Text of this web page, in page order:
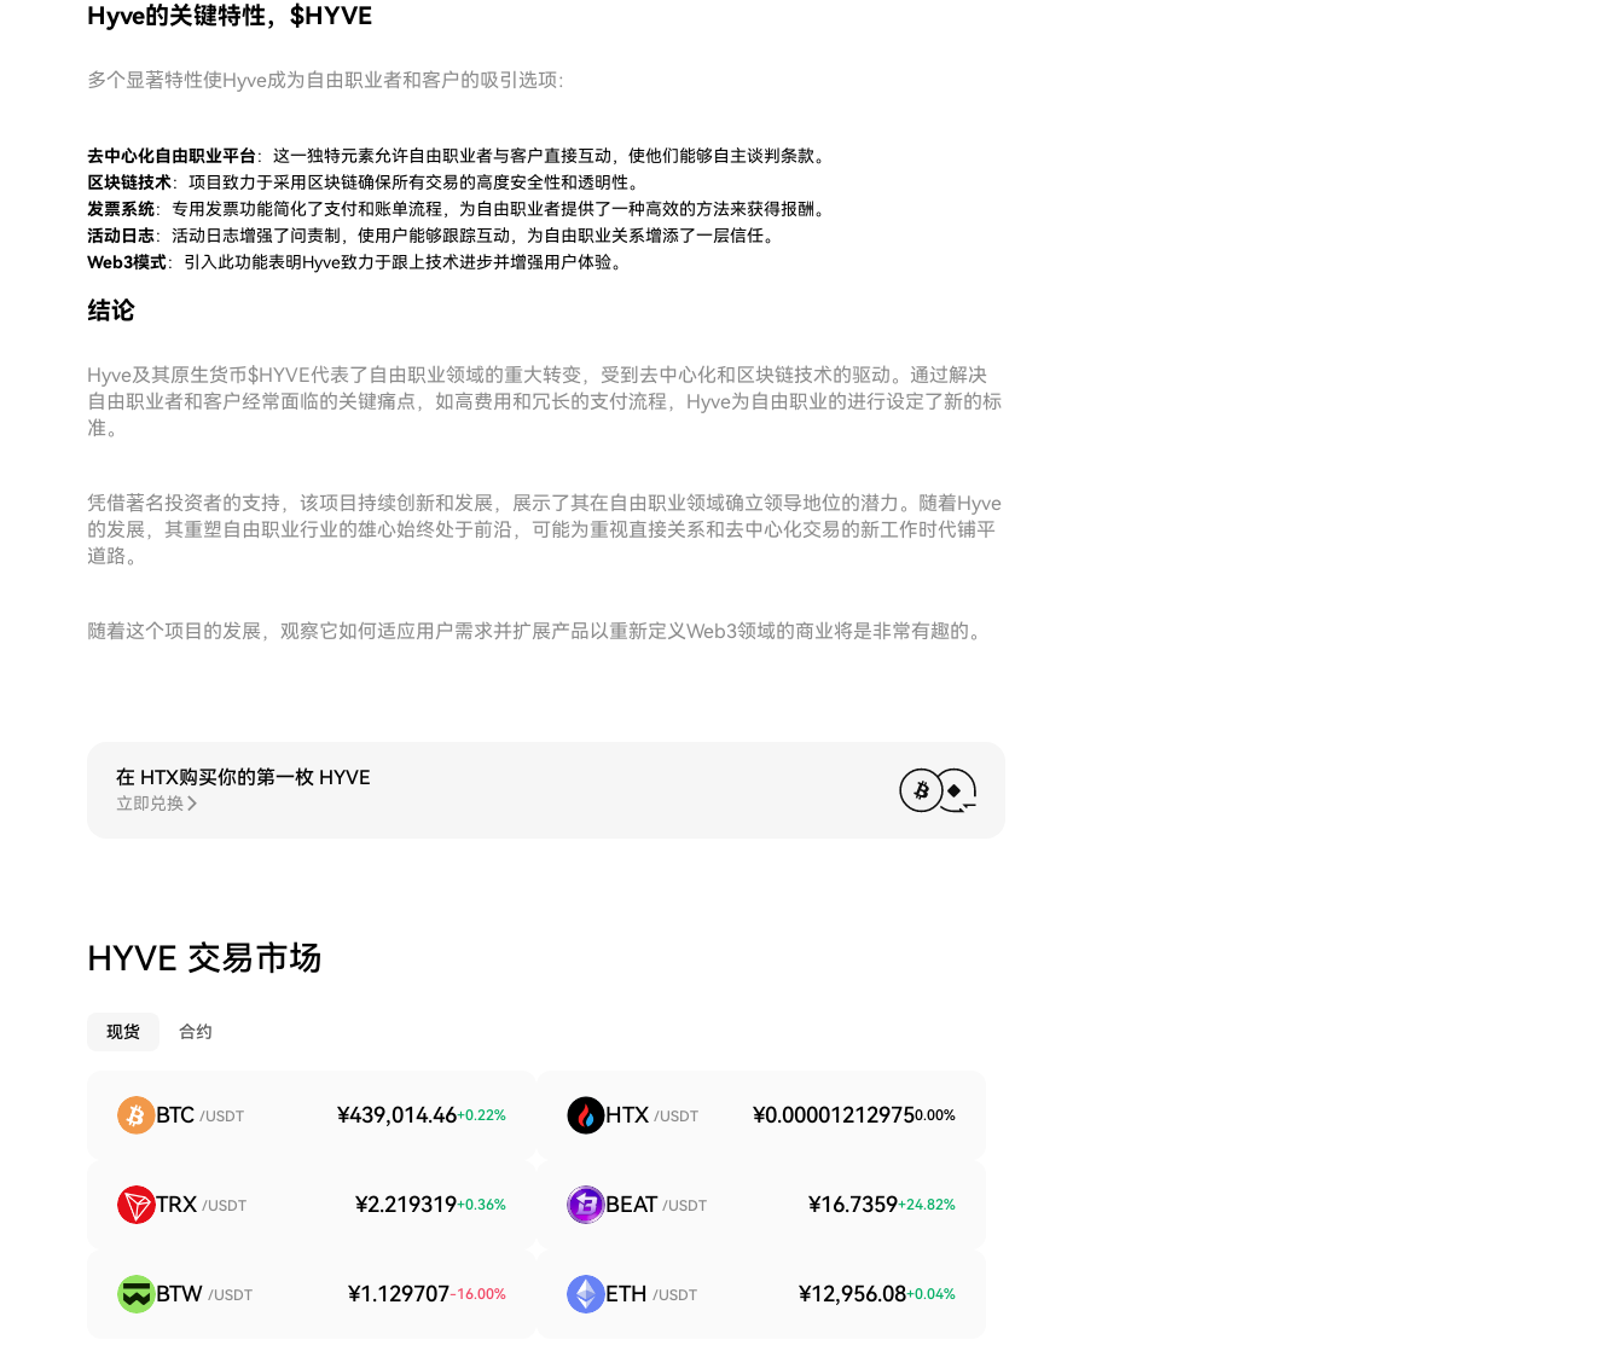
Hyve的关键特性，$HYVE
多个显著特性使Hyve成为自由职业者和客户的吸引选项：
去中心化自由职业平台：这一独特元素允许自由职业者与客户直接互动，使他们能够自主谈判条款。
区块链技术：项目致力于采用区块链确保所有交易的高度安全性和透明性。
发票系统：专用发票功能简化了支付和账单流程，为自由职业者提供了一种高效的方法来获得报酬。
活动日志：活动日志增强了问责制，使用户能够跟踪互动，为自由职业关系增添了一层信任。
Web3模式：引入此功能表明Hyve致力于跟上技术进步并增强用户体验。
结论
Hyve及其原生货币$HYVE代表了自由职业领域的重大转变，受到去中心化和区块链技术的驱动。通过解决
自由职业者和客户经常面临的关键痛点，如高费用和冗长的支付流程，Hyve为自由职业的进行设定了新的标
准。
凭借著名投资者的支持，该项目持续创新和发展，展示了其在自由职业领域确立领导地位的潜力。随着Hyve
的发展，其重塑自由职业行业的雄心始终处于前沿，可能为重视直接关系和去中心化交易的新工作时代铺平
道路。
随着这个项目的发展，观察它如何适应用户需求并扩展产品以重新定义Web3领域的商业将是非常有趣的。
在 HTX购买你的第一枚 HYVE
立即兑换
HYVE 交易市场
现货 合约
BTC /USDT ¥439,014.46+0.22% HTX /USDT ¥0.000012129750.00%
TRX /USDT ¥2.219319+0.36% BEAT /USDT ¥16.7359+24.82%
BTW /USDT ¥1.129707-16.00% ETH /USDT ¥12,956.08+0.04%